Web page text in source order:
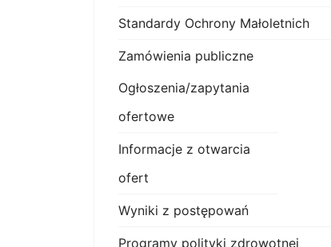
Standardy Ochrony Małoletnich
Zamówienia publiczne
Ogłoszenia/zapytania
ofertowe
Informacje z otwarcia
ofert
Wyniki z postępowań
Programy polityki zdrowotnej